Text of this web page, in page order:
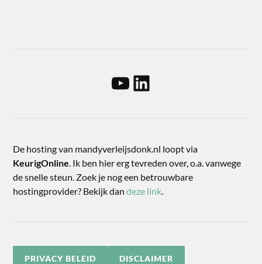
De hosting van mandyverleijsdonk.nl loopt via
KeurigOnline. Ik ben hier erg tevreden over, o.a. vanwege
de snelle steun. Zoek je nog een betrouwbare
hostingprovider? Bekijk dandeze link.
PRIVACY BELEID DISCLAIMER